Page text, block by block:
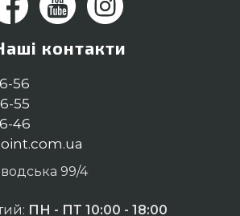
контакти
56
55
46
99/4
ПН - ПТ 10:00 - 18:00